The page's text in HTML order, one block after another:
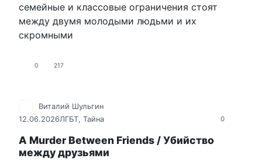
семейные и классовые ограничения стоят
между двумя молодыми людьми и их
скромными
0 217
0
Виталий Шульгин
12.06.2026ЛГБТ, Тайна
A Murder Between Friends / Убийство
между друзьями